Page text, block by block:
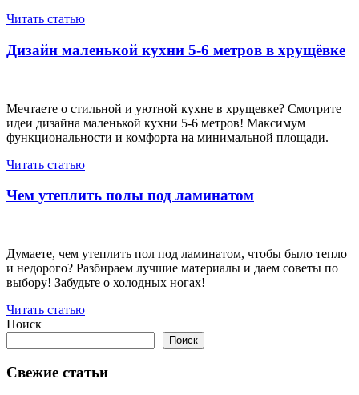
Читать статью
Дизайн маленькой кухни 5-6 метров в хрущёвке
Мечтаете о стильной и уютной кухне в хрущевке? Смотрите
идеи дизайна маленькой кухни 5-6 метров! Максимум
функциональности и комфорта на минимальной площади.
Читать статью
Чем утеплить полы под ламинатом
Думаете, чем утеплить пол под ламинатом, чтобы было тепло
и недорого? Разбираем лучшие материалы и даем советы по
выбору! Забудьте о холодных ногах!
Читать статью
Поиск
Поиск
Свежие статьи